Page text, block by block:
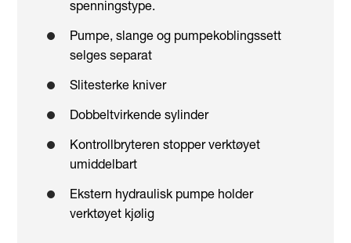
spenningstype.
Pumpe, slange og pumpekoblingssett
selges separat
Slitesterke kniver
Dobbeltvirkende sylinder
Kontrollbryteren stopper verktøyet
umiddelbart
Ekstern hydraulisk pumpe holder
verktøyet kjølig